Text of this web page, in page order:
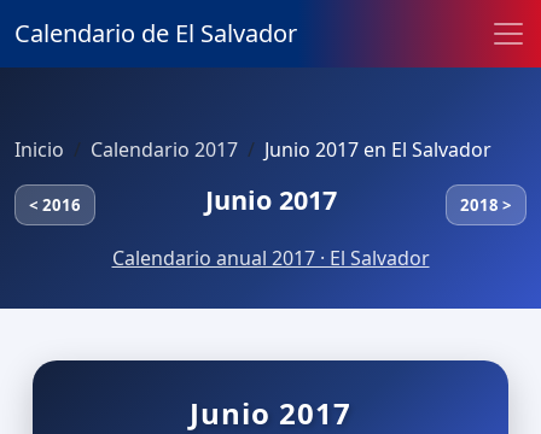
Calendario de El Salvador
Inicio Calendario 2017 Junio 2017 en El Salvador
< 2016 Junio 2017 2018 >
Calendario anual 2017 · El Salvador
Junio 2017